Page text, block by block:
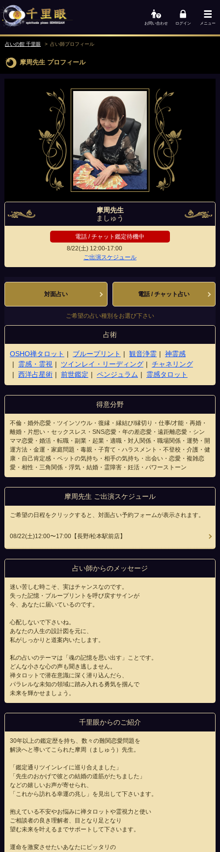
お問い合わせ ログイン メニュー
占いの館 千里眼 占い師プロフィール
摩周先生 プロフィール
摩周先生
ましゅう
電話 / チャット鑑定待機中
8/22(土) 12:00-17:00
ご出演スケジュール
対面占い 電話 / チャット占い
ご希望の占い種別をお選び下さい
占術
OSHO禅タロット ブループリント 観音浄霊
神霊感
霊感・霊視
ツインレイ・リーディング
チャネリング
西洋占星術
前世鑑定 ペンジュラム 霊感タロット
得意分野
不倫・婚外恋愛・ツインソウル・復縁・縁結び/縁切り・仕事/才能・再婚・
離婚・片想い・セックスレス・SNS恋愛・年の差恋愛・遠距離恋愛・シン
ママ恋愛・婚活・転職・副業・起業・適職・対人関係・職場関係・運勢・開
運方法・金運・家庭問題・毒親・子育て・ハラスメント・不登校・介護・健
康・自己肯定感・ペットの気持ち・相手の気持ち・出会い・恋愛・複雑恋
愛・相性・三角関係・浮気・結婚・霊障害・妊活・パワーストーン
摩周先生 ご出演スケジュール
ご希望の日程をクリックすると、対面占い予約フォームが表示されます。
08/22(土)12:00〜17:00【長野/松本駅前店】
占い師からのメッセージ
迷い苦しむ時こそ、実はチャンスなのです。
失った記憶・ブループリントを呼び戻すサインが
今、あなたに届いているのです。
心配しないで下さいね。
あなたの人生の設計図を元に、
私がしっかりと道案内いたします。
私の占いのテーマは「魂の記憶を思い出す」ことです。
どんな小さな心の声も聞き逃しません。
禅タロットで潜在意識に深く潜り込んだら、
パラレルな未知の領域に踏み入れる勇気を掴んで
未来を輝かせましょう。
千里眼からのご紹介
30年以上の鑑定歴を持ち、数々の難関恋愛問題を
解決へと導いてこられた摩周（ましゅう）先生。
「鑑定通りツインレイに巡り合えました」
「先生のおかげで彼との結婚の道筋がたちました」
などの嬉しいお声が寄せられ、
「これから訪れる幸運の兆し」を見出して下さいます。
抱えている不安やお悩みに禅タロットや霊視力と使い
ご相談者の良き理解者、目となり足となり
望む未来を叶えるまでサポートして下さいます。
運命を激変させたいあなたにピッタリの